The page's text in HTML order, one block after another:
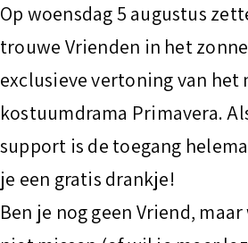
Op woensdag 5 augustus
trouwe Vrienden in het
exclusieve vertoning van het
kostuumdrama Primavera.
support is de toegang
je een gratis drankje!
Ben je nog geen Vriend,